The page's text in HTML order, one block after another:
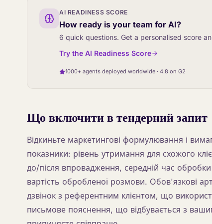
AI READINESS SCORE
How ready is your team for AI?
6 quick questions. Get a personalised score
Try the AI Readiness Score
1000+ agents deployed worldwide · 4.8 on G2
Що включити в тендерний запит
Відкиньте маркетингові формулювання і
показники: рівень утримання для схожого
до/після впровадження, середній час
вартість обробленої розмови. Обов'язкові
дзвінок з референтним клієнтом, що
письмове пояснення, що відбувається з